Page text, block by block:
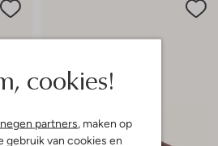
cookies!
negen partners, maken op
gebruik van cookies en